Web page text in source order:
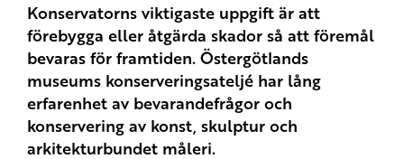
Konservatorns viktigaste uppgift är att
förebygga eller åtgärda skador så att föremål
bevaras för framtiden. Östergötlands
museums konserveringsateljé har lång
erfarenhet av bevarandefrågor och
konservering av konst, skulptur och
arkitekturbundet måleri.